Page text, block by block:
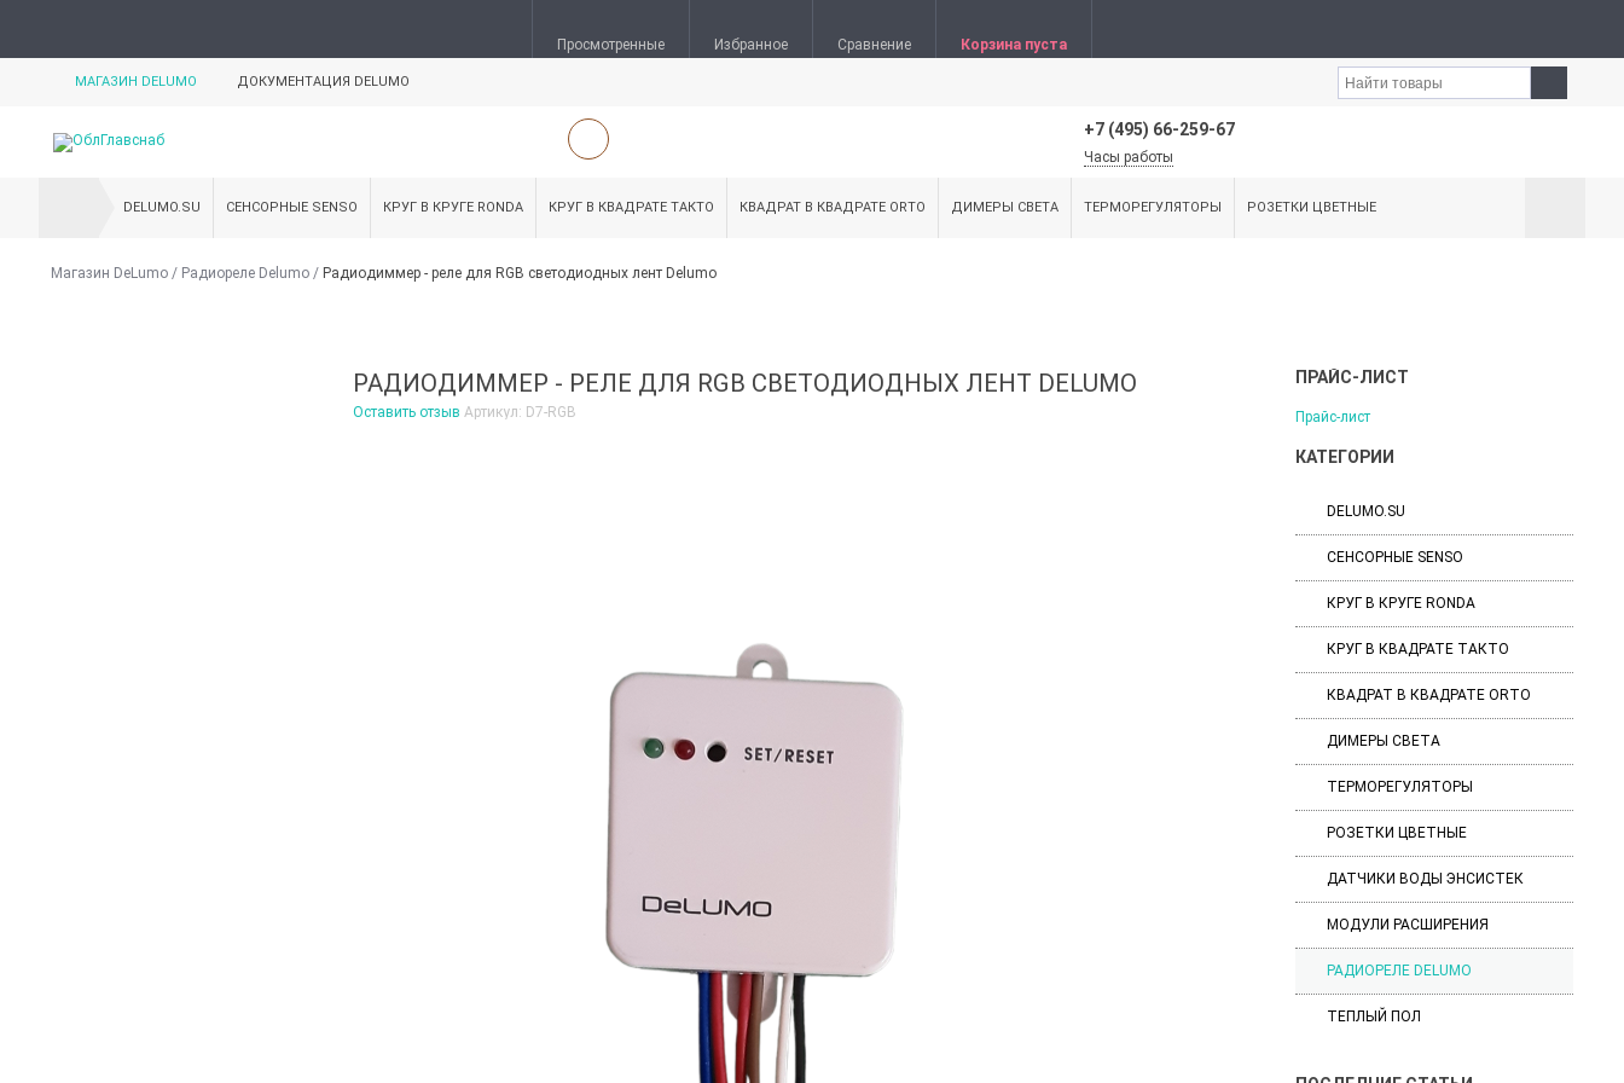
Просмотренные Избранное Сравнение Корзина пуста
МАГАЗИН DELUMO ДОКУМЕНТАЦИЯ DELUMO
+7 (495) 66-259-67
Часы работы
DELUMO.SU СЕНСОРНЫЕ SENSO КРУГ В КРУГЕ RONDA КРУГ В КВАДРАТЕ ТАКТО КВАДРАТ В КВАДРАТЕ ORTO ДИМЕРЫ СВЕТА ТЕРМОРЕГУЛЯТОРЫ РОЗЕТКИ ЦВЕТНЫЕ
Магазин DeLumo / Радиореле Delumo / Радиодиммер - реле для RGB светодиодных лент Delumo
ПРАЙС-ЛИСТ
Прайс-лист
КАТЕГОРИИ
DELUMO.SU
СЕНСОРНЫЕ SENSO
КРУГ В КРУГЕ RONDA
КРУГ В КВАДРАТЕ ТАКТО
КВАДРАТ В КВАДРАТЕ ORTO
ДИМЕРЫ СВЕТА
ТЕРМОРЕГУЛЯТОРЫ
РОЗЕТКИ ЦВЕТНЫЕ
ДАТЧИКИ ВОДЫ ЭНСИСТЕК
МОДУЛИ РАСШИРЕНИЯ
РАДИОРЕЛЕ DELUMO
ТЕПЛЫЙ ПОЛ
РАДИОДИММЕР - РЕЛЕ ДЛЯ RGB СВЕТОДИОДНЫХ ЛЕНТ DELUMO
Оставить отзыв Артикул: D7-RGB